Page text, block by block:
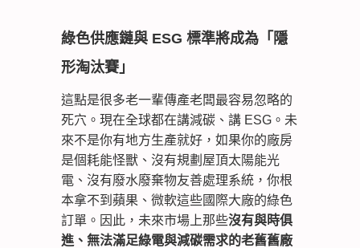
綠色供應鏈與 ESG 標準將成為「隱
形淘汰賽」
這點是很多老一輩傳產老闆最容易忽略的
死穴。現在全球都在講減碳、講 ESG。未
來不是你有地方生產就好，如果你的廠房
是個耗能怪獸、沒有規劃屋頂太陽能光
電、沒有廢水廢棄物友善處理系統，你根
本拿不到蘋果、微軟這些國際大廠的綠色
訂單。因此，未來市場上那些沒有與時俱
進、無法滿足綠電與減碳需求的老舊舊廠